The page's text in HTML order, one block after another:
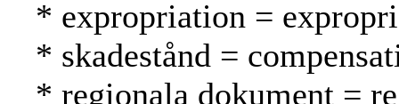
* expropriation =
* skadestånd =
* regionala dokument =